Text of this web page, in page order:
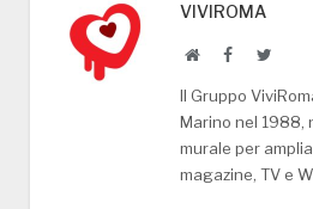
VIVIROMA
WebsiteFacebookTwitter
Il Gruppo
Marino nel 1988,
murale per
magazine, TV e